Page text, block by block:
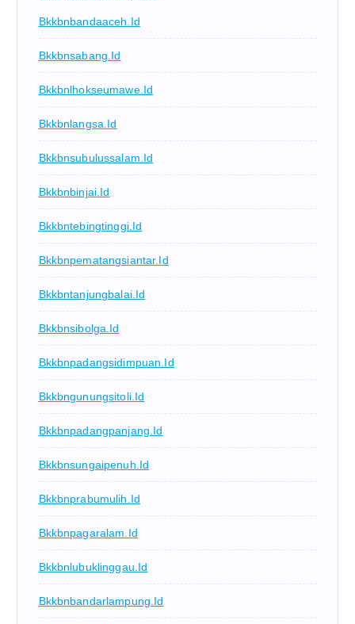
Bkkbnbandaaceh.id
Bkkbnsabang.id
Bkkbnlhokseumawe.id
Bkkbnlangsa.id
Bkkbnsubulussalam.id
Bkkbnbinjai.id
Bkkbntebingtinggi.id
Bkkbnpematangsiantar.id
Bkkbntanjungbalai.id
Bkkbnsibolga.id
Bkkbnpadangsidimpuan.id
Bkkbngunungsitoli.id
Bkkbnpadangpanjang.id
Bkkbnsungaipenuh.id
Bkkbnprabumulih.id
Bkkbnpagaralam.id
Bkkbnlubuklinggau.id
Bkkbnbandarlampung.id